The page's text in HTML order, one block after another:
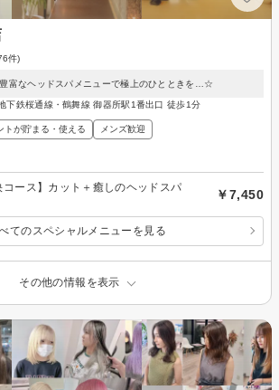
件)
富なヘッドスパメニューで極上のひとときを…☆
下鉄桜通線・鶴舞線 御器所駅1番出口 徒歩1分
トが貯まる・使える メンズ歓迎
コース】カット＋癒しのヘッドスパ
￥7,450
てのスペシャルメニューを見る
その他の情報を表示